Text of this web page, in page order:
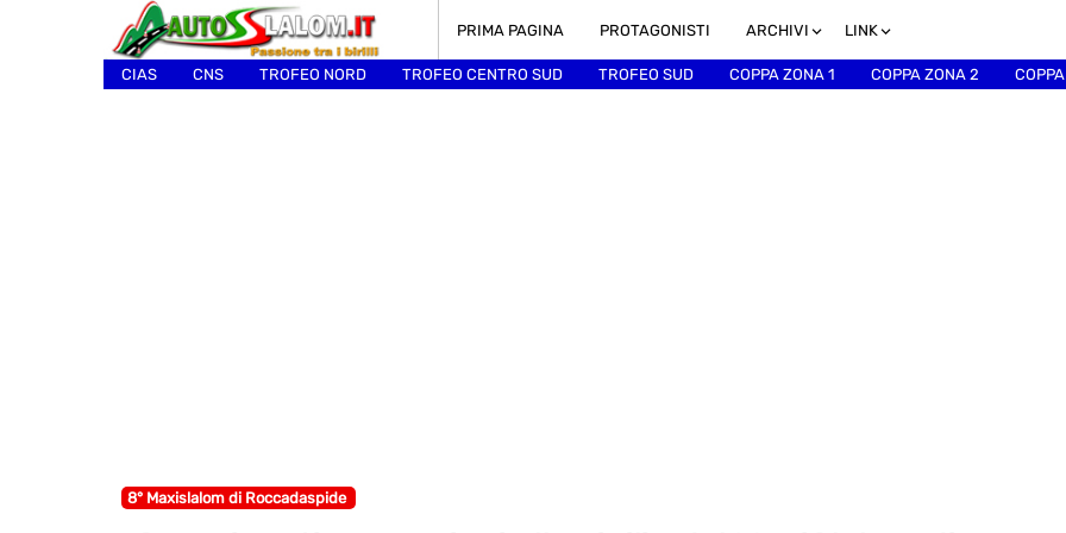
PRIMA PAGINA PROTAGONISTI ARCHIVI LINK
CIAS CNS TROFEO NORD TROFEO CENTRO SUD TROFEO SUD COPPA ZONA 1 COPPA ZONA 2
8° Maxislalom di Roccadaspide